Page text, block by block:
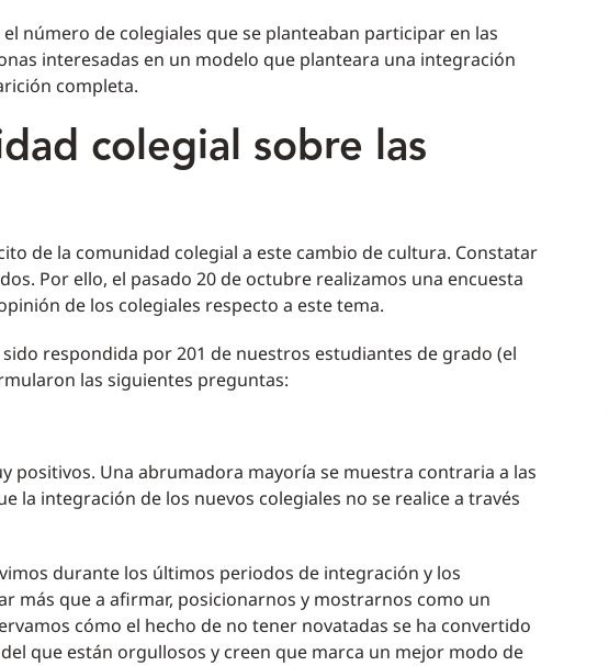
número de colegiales que se planteaban participar en las
interesadas en un modelo que planteara una integración
completa.
colegial sobre las
de la comunidad colegial a este cambio de cultura. Constatar
Por ello, el pasado 20 de octubre realizamos una encuesta
de los colegiales respecto a este tema.
respondida por 201 de nuestros estudiantes de grado (el
las siguientes preguntas:
positivos. Una abrumadora mayoría se muestra contraria a las
la integración de los nuevos colegiales no se realice a través
durante los últimos periodos de integración y los
más que a afirmar, posicionarnos y mostrarnos como un
cómo el hecho de no tener novatadas se ha convertido
que están orgullosos y creen que marca un mejor modo de